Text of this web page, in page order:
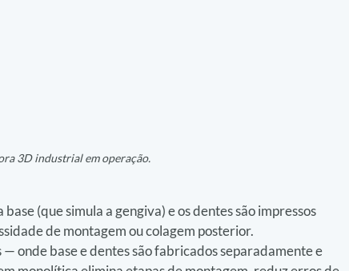
3D industrial em operação.
(que simula a gengiva) e os dentes são impressos
de montagem ou colagem posterior.
onde base e dentes são fabricados separadamente e